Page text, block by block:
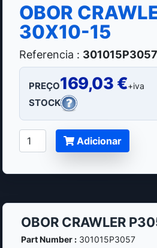
OBOR
30X10-15
Referencia : 301015P3057
PREÇO169,03 €+iva
STOCK
Adicionar
OBOR CRAWLER
Part Number :301015P3057